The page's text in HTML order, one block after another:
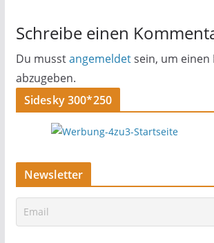
Schreibe einen
Du musstangemeldetsein, um einen
abzugeben.
Sidesky 300*250
Newsletter